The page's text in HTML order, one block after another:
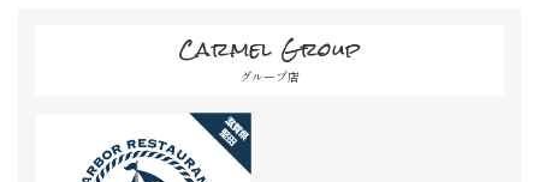
Carmel Group
グループ店